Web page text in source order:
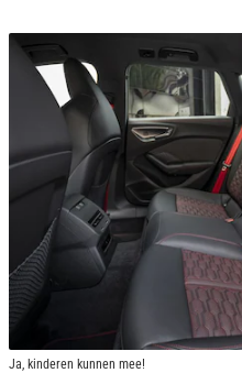
Ja, kinderen kunnen mee!